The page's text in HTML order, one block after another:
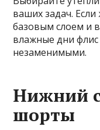
ваших задач.
базовым слоем и
влажные дни флис
незаменимыми.
Нижний
шорты